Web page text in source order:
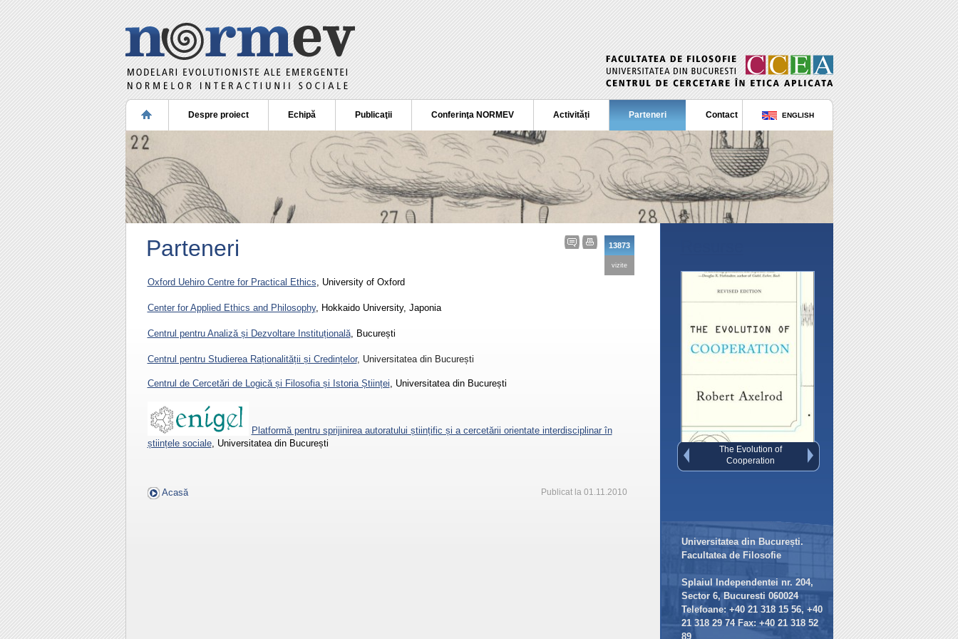
ENGLISH
Despre proiect Echipă Publicaţii Conferinţa NORMEV Activități Parteneri Contact
Universitatea din București.
Facultatea de Filosofie
Splaiul Independentei nr. 204,
Sector 6, Bucuresti 060024
Telefoane: +40 21 318 15 56, +40
21 318 29 74 Fax: +40 21 318 52
89
Governing the Commons
13873
vizite
Parteneri
Oxford Uehiro Centre for Practical Ethics, University of Oxford
Center for Applied Ethics and Philosophy, Hokkaido University, Japonia
Centrul pentru Analiză și Dezvoltare Instituțională, București
Centrul pentru Studierea Raționalității și Credințelor, Universitatea din București
Centrul de Cercetări de Logică și Filosofia și Istoria Științei, Universitatea din București
Platformă pentru sprijinirea autoratului științific și a cercetării orientate interdisciplinar în
științele sociale, Universitatea din București
Publicat la 01.11.2010
Acasă